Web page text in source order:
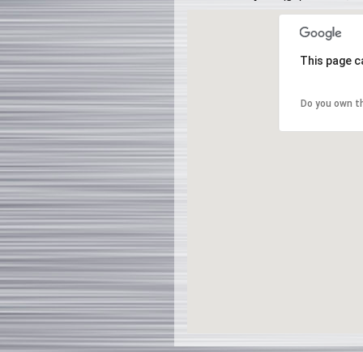
This page
Do you own